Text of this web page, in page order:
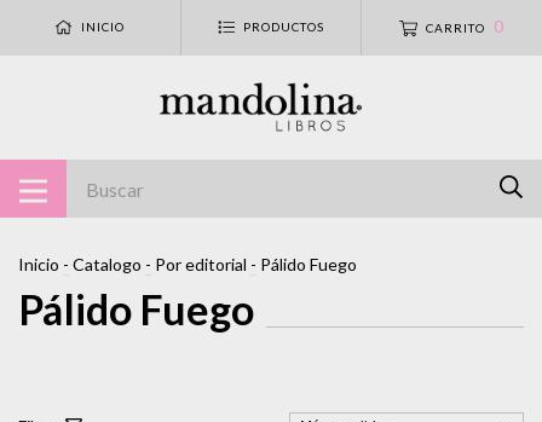
INICIO PRODUCTOS CARRITO 0
Inicio - Catalogo - Por editorial - Pálido Fuego
Pálido Fuego